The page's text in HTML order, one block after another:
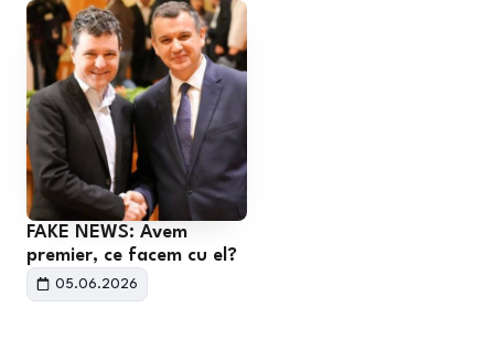
FAKE NEWS: Avem
premier, ce facem cu el?
05.06.2026